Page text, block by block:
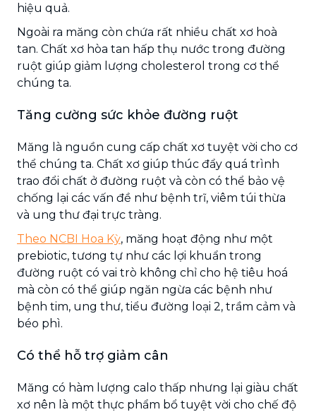
hiệu quả.
Ngoài ra măng còn chứa rất nhiều chất xơ hoà
tan. Chất xơ hòa tan hấp thụ nước trong đường
ruột giúp giảm lượng cholesterol trong cơ thể
chúng ta.
Tăng cường sức khỏe đường ruột
Măng là nguồn cung cấp chất xơ tuyệt vời cho cơ
thể chúng ta. Chất xơ giúp thúc đẩy quá trình
trao đổi chất ở đường ruột và còn có thể bảo vệ
chống lại các vấn đề như bệnh trĩ, viêm túi thừa
và ung thư đại trực tràng.
Theo NCBI Hoa Kỳ, măng hoạt động như một
prebiotic, tương tự như các lợi khuẩn trong
đường ruột có vai trò không chỉ cho hệ tiêu hoá
mà còn có thể giúp ngăn ngừa các bệnh như
bệnh tim, ung thư, tiểu đường loại 2, trầm cảm và
béo phì.
Có thể hỗ trợ giảm cân
Măng có hàm lượng calo thấp nhưng lại giàu chất
xơ nên là một thực phẩm bổ tuyệt vời cho chế độ